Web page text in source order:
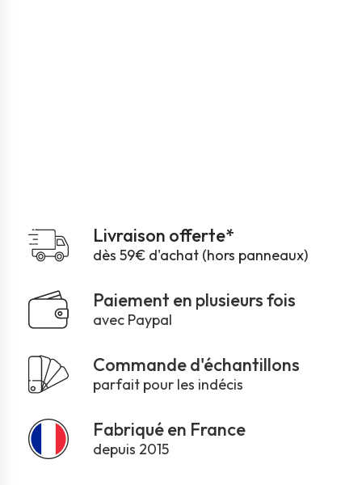
Livraison offerte*
dès 59€ d'achat (hors panneaux)
Paiement en plusieurs fois
avec Paypal
Commande d'échantillons
parfait pour les indécis
Fabriqué en France
depuis 2015